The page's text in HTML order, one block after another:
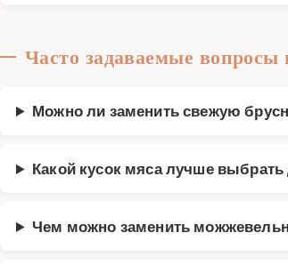
Часто задаваемые вопросы
Можно ли заменить свежую
Какой кусок мяса лучше
Чем можно заменить